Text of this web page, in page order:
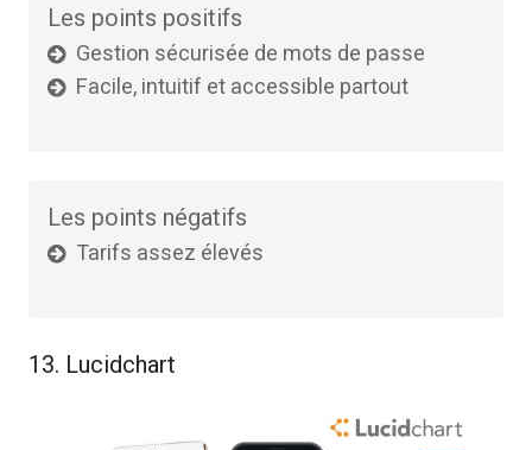
Les points positifs
Gestion sécurisée de mots de passe
Facile, intuitif et accessible partout
Les points négatifs
Tarifs assez élevés
13. Lucidchart